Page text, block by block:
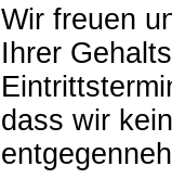
Wir freuen
Ihrer
dass wir